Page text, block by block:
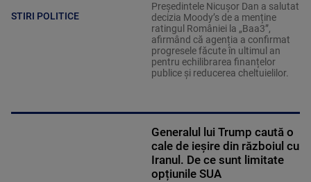
STIRI POLITICE
Președintele Nicușor Dan a salutat
decizia Moody’s de a menține
ratingul României la „Baa3”,
afirmând că agenția a confirmat
progresele făcute în ultimul an
pentru echilibrarea finanțelor
publice și reducerea cheltuielilor.
Generalul lui Trump caută o
cale de ieșire din războiul cu
Iranul. De ce sunt limitate
opțiunile SUA